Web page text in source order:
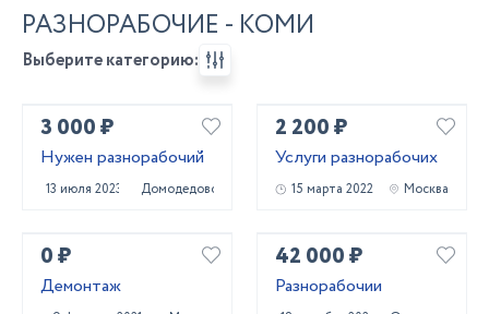
РАЗНОРАБОЧИЕ - КОМИ
Выберите категорию:
3 000 ₽
Нужен разнорабочий
13 июля 2023 Домодедово
2 200 ₽
Услуги разнорабочих
15 марта 2022 Москва
0 ₽
Демонтаж
42 000 ₽
Разнорабочии